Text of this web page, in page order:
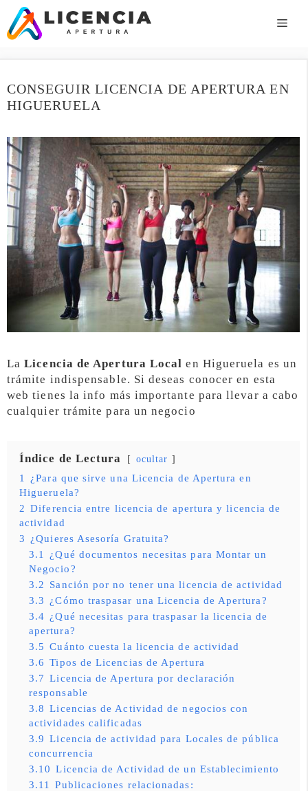
Saltar
contenido
CONSEGUIR LICENCIA DE APERTURA EN
HIGUERUELA
LaLicencia de Apertura Local en Higueruela es un
trámite indispensable. Si deseas conocer en esta
web tienes la info más importante para llevar a cabo
cualquier trámite para un negocio
Índice de Lectura ocultar
1
¿Para que sirve una Licencia de Apertura en
Higueruela?
2 Diferencia entre licencia de apertura y licencia de
actividad
3 ¿Quieres Asesoría Gratuita?
3.1
¿Qué documentos necesitas para Montar un
Negocio?
3.2 Sanción por no tener una licencia de actividad
3.3 ¿Cómo traspasar una Licencia de Apertura?
3.4 ¿Qué necesitas para traspasar la licencia de
apertura?
3.5 Cuánto cuesta la licencia de actividad
3.6 Tipos de Licencias de Apertura
3.7 Licencia de Apertura por declaración
responsable
3.8 Licencias de Actividad de negocios con
actividades calificadas
3.9 Licencia de actividad para Locales de pública
concurrencia
3.10 Licencia de Actividad de un Establecimiento
3.11
Publicaciones relacionadas: